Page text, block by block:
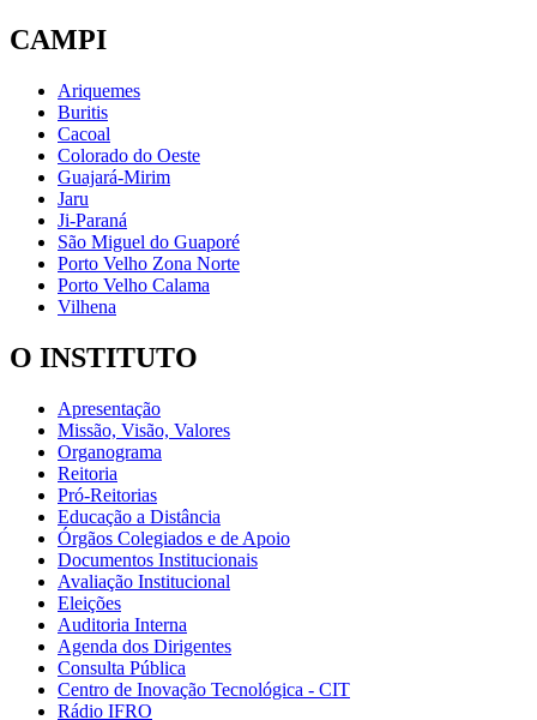
CAMPI
Ariquemes
Buritis
Cacoal
Colorado do Oeste
Guajará-Mirim
Jaru
Ji-Paraná
São Miguel do Guaporé
Porto Velho Zona Norte
Porto Velho Calama
Vilhena
O INSTITUTO
Apresentação
Missão, Visão, Valores
Organograma
Reitoria
Pró-Reitorias
Educação a Distância
Órgãos Colegiados e de Apoio
Documentos Institucionais
Avaliação Institucional
Eleições
Auditoria Interna
Agenda dos Dirigentes
Consulta Pública
Centro de Inovação Tecnológica - CIT
Rádio IFRO